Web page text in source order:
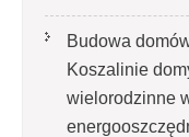
Budowa
Koszalinie
wielorodzinne